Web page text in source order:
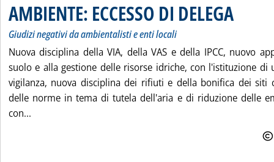
AMBIENTE: ECCESSO DI DELEGA
Giudizi negativi da ambientalisti e enti locali
Nuova disciplina della VIA, della VAS e della IPCC, nuovo
suolo e alla gestione delle risorse idriche, con l'istituzione di
vigilanza, nuova disciplina dei rifiuti e della bonifica dei siti
delle norme in tema di tutela dell'aria e di riduzione delle
con...